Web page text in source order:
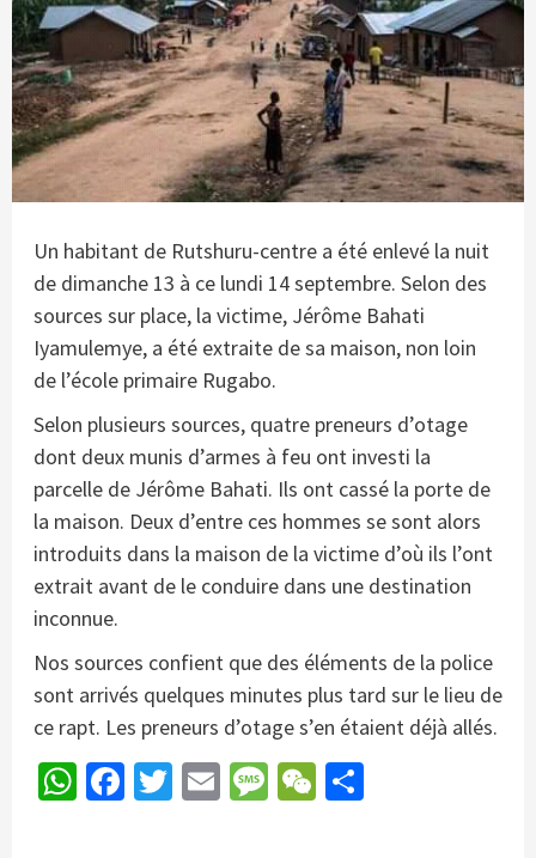
Un habitant de Rutshuru-centre a été enlevé la nuit
de dimanche 13 à ce lundi 14 septembre. Selon des
sources sur place, la victime, Jérôme Bahati
Iyamulemye, a été extraite de sa maison, non loin
de l’école primaire Rugabo.
Selon plusieurs sources, quatre preneurs d’otage
dont deux munis d’armes à feu ont investi la
parcelle de Jérôme Bahati. Ils ont cassé la porte de
la maison. Deux d’entre ces hommes se sont alors
introduits dans la maison de la victime d’où ils l’ont
extrait avant de le conduire dans une destination
inconnue.
Nos sources confient que des éléments de la police
sont arrivés quelques minutes plus tard sur le lieu de
ce rapt. Les preneurs d’otage s’en étaient déjà allés.
WhatsApp
Facebook
Twitter
EmailMessage
WeChat